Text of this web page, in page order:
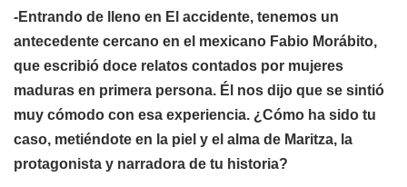
-Entrando de lleno en El accidente, tenemos un
antecedente cercano en el mexicano Fabio Morábito,
que escribió doce relatos contados por mujeres
maduras en primera persona. Él nos dijo que se sintió
muy cómodo con esa experiencia. ¿Cómo ha sido tu
caso, metiéndote en la piel y el alma de Maritza, la
protagonista y narradora de tu historia?